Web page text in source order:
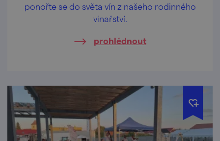
ponořte se do světa vín z našeho rodinného
vinařství.
prohlédnout